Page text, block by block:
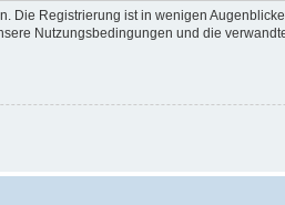
Die Registrierung ist in wenigen
Nutzungsbedingungen und die